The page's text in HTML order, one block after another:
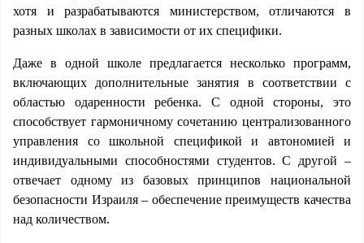
хотя и разрабатываются министерством, отличаются в
разных школах в зависимости от их специфики.
Даже в одной школе предлагается несколько программ,
включающих дополнительные занятия в соответствии с
областью одаренности ребенка. С одной стороны, это
способствует гармоничному сочетанию централизованного
управления со школьной спецификой и автономией и
индивидуальными способностями студентов. С другой –
отвечает одному из базовых принципов национальной
безопасности Израиля – обеспечение преимуществ качества
над количеством.